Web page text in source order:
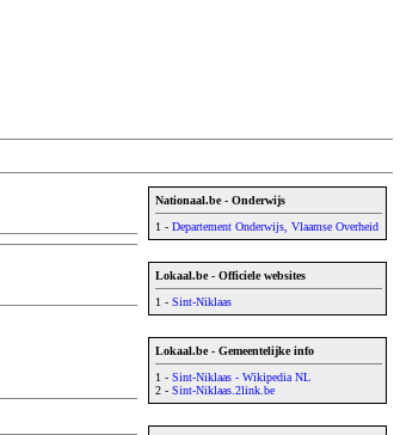
Nationaal.be - Onderwijs
1 - Departement Onderwijs, Vlaamse Overheid
Lokaal.be - Officiele websites
1 - Sint-Niklaas
Lokaal.be - Gemeentelijke info
1 - Sint-Niklaas - Wikipedia NL
2 - Sint-Niklaas.2link.be